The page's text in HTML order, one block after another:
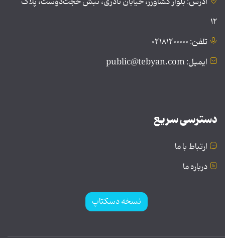
۱۲
تلفن: ۰۲۱۸۱۲۰۰۰۰۰
ایمیل: public@tebyan.com
دسترسی سریع
ارتباط با ما
درباره ما
نسخه دسکتاپ